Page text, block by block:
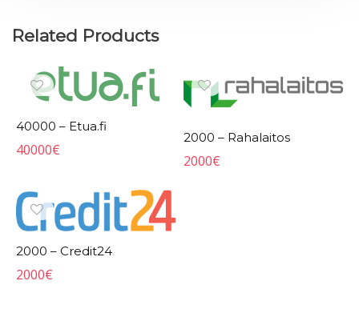
Related Products
40000 – Etua.fi
40000€
2000 – Rahalaitos
2000€
2000 – Credit24
2000€